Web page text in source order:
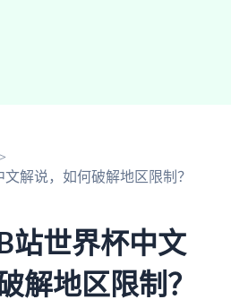
解说，如何破解地区限制？
站世界杯中文
解地区限制？